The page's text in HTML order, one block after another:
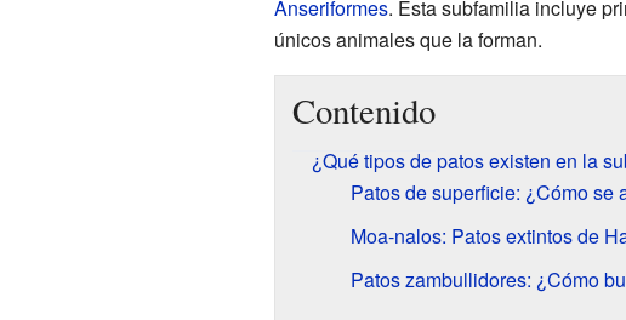
Anseriformes. Esta subfamilia incluye
únicos animales que la forman.
Contenido
¿Qué tipos de patos existen en la
Patos de superficie: ¿Cómo se
Moa-nalos: Patos extintos de
Patos zambullidores: ¿Cómo